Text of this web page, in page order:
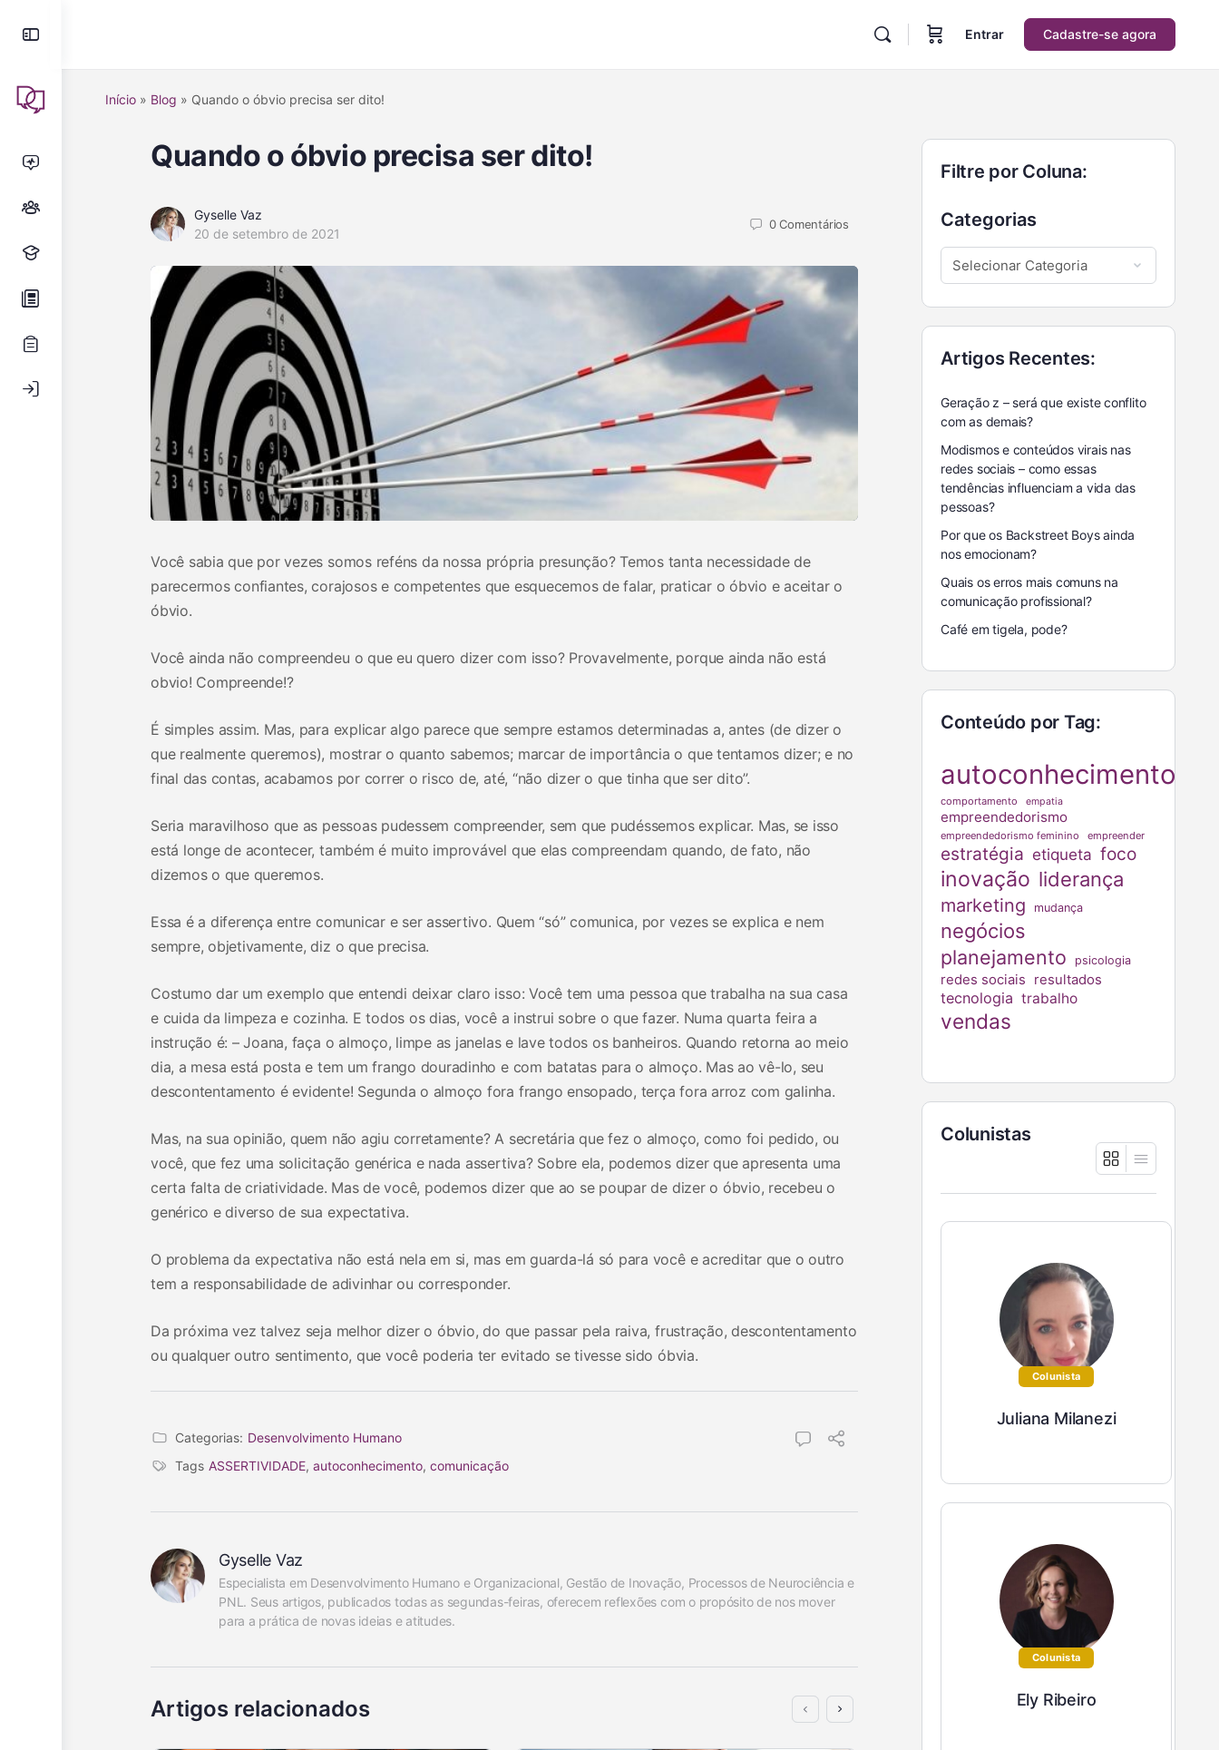
Entrar Cadastre-se agora
Início » Blog » Quando o óbvio precisa ser dito!
Quando o óbvio precisa ser dito!
Gyselle Vaz
20 de setembro de 2021
0Comentários
Você sabia que por vezes somos reféns da nossa própria presunção? Temos tanta necessidade de
parecermos confiantes, corajosos e competentes que esquecemos de falar, praticar o óbvio e aceitar o
óbvio.
Você ainda não compreendeu o que eu quero dizer com isso? Provavelmente, porque ainda não está
obvio! Compreende!?
É simples assim. Mas, para explicar algo parece que sempre estamos determinadas a, antes (de dizer o
que realmente queremos), mostrar o quanto sabemos; marcar de importância o que tentamos dizer; e no
final das contas, acabamos por correr o risco de, até, “não dizer o que tinha que ser dito”.
Seria maravilhoso que as pessoas pudessem compreender, sem que pudéssemos explicar. Mas, se isso
está longe de acontecer, também é muito improvável que elas compreendam quando, de fato, não
dizemos o que queremos.
Essa é a diferença entre comunicar e ser assertivo. Quem “só” comunica, por vezes se explica e nem
sempre, objetivamente, diz o que precisa.
Costumo dar um exemplo que entendi deixar claro isso: Você tem uma pessoa que trabalha na sua casa
e cuida da limpeza e cozinha. E todos os dias, você a instrui sobre o que fazer. Numa quarta feira a
instrução é: – Joana, faça o almoço, limpe as janelas e lave todos os banheiros. Quando retorna ao meio
dia, a mesa está posta e tem um frango douradinho e com batatas para o almoço. Mas ao vê-lo, seu
descontentamento é evidente! Segunda o almoço fora frango ensopado, terça fora arroz com galinha.
Mas, na sua opinião, quem não agiu corretamente? A secretária que fez o almoço, como foi pedido, ou
você, que fez uma solicitação genérica e nada assertiva? Sobre ela, podemos dizer que apresenta uma
certa falta de criatividade. Mas de você, podemos dizer que ao se poupar de dizer o óbvio, recebeu o
genérico e diverso de sua expectativa.
O problema da expectativa não está nela em si, mas em guarda-lá só para você e acreditar que o outro
tem a responsabilidade de adivinhar ou corresponder.
Da próxima vez talvez seja melhor dizer o óbvio, do que passar pela raiva, frustração, descontentamento
ou qualquer outro sentimento, que você poderia ter evitado se tivesse sido óbvia.
Categorias: Desenvolvimento Humano
Tags ASSERTIVIDADE, autoconhecimento, comunicação
Gyselle Vaz
Especialista em Desenvolvimento Humano e Organizacional, Gestão de Inovação, Processos de Neurociência e
PNL. Seus artigos, publicados todas as segundas-feiras, oferecem reflexões com o propósito de nos mover
para a prática de novas ideias e atitudes.
Artigos relacionados
Filtre por Coluna:
Categorias
Artigos Recentes:
Geração z – será que existe conflito
com as demais?
Modismos e conteúdos virais nas
redes sociais – como essas
tendências influenciam a vida das
pessoas?
Por que os Backstreet Boys ainda
nos emocionam?
Quais os erros mais comuns na
comunicação profissional?
Café em tigela, pode?
Conteúdo por Tag:
autoconhecimento
comportamento empatia
empreendedorismo
empreendedorismo feminino empreender
estratégia etiqueta foco
inovação liderança
marketing mudança
negócios
planejamento
psicologia
redes sociais resultados
tecnologia trabalho
vendas
Colunistas
Colunista
Juliana Milanezi
Colunista
Ely Ribeiro